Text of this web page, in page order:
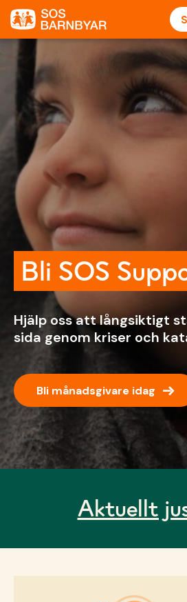
Bli SOS
Hjälp oss att långsiktigt
sida genom kriser och
Bli månadsgivare idag →
Aktuellt